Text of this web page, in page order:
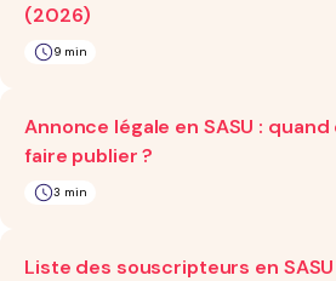
(2026)
9 min
Annonce légale en SASU :
faire publier ?
3 min
Liste des souscripteurs en